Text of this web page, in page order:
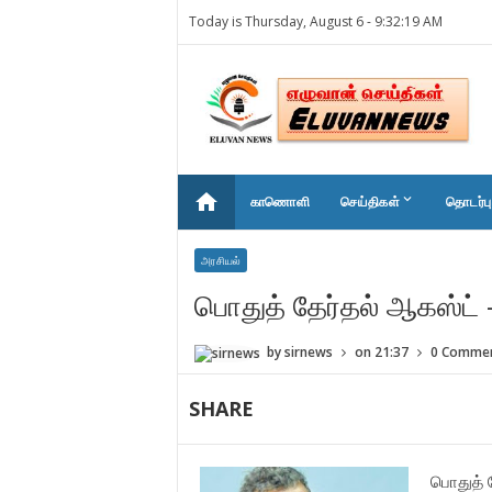
Today is Thursday, August 6 - 9:32:19 AM
home காணொளி செய்திகள் keyboard_arrow_down
அரசியல்
பொதுத் தேர்தல் ஆகஸ்ட்
bysirnews on 21:37 0
SHARE
பொதுத்